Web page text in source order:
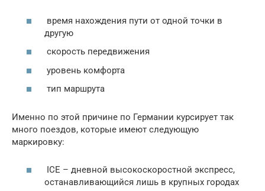
время нахождения пути от одной точки в
другую
скорость передвижения
уровень комфорта
тип маршрута
Именно по этой причине по Германии курсирует так
много поездов, которые имеют следующую
маркировку:
ICE – дневной высокоскоростной экспресс,
останавливающийся лишь в крупных городах